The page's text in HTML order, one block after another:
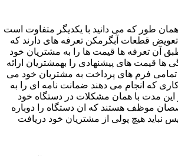
طور که می دانید با یکدیگر متفاوت است
تعویض قطعات آبگرمکن تعرفه های دارند که
آن تعرفه ها قیمت ها را به مشتریان خود
ها قیمت های پیشنهادی را بهمشتریان ارائه
تمامی فرم های پرداخت به مشتریان خود می
که انجام می دهند ضمانت نامه ای را به
این مدت با همان مشکلات در دستگاه خود
موظف هستند که ان دستگاه را دوباره
نباید هیچ پولی از مشتریان خود دریافت